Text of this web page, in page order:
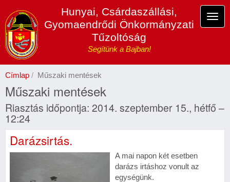
tartalomra
Hunyai, Csárdaszállási,
Gyomaendrődi Önkormányzati
Tűzoltóság
Segítünk a Bajban!
Címlap Műszaki mentések
Műszaki mentések
Riasztás időpontja: 2014. szeptember 15., hétfő –
12:24
Darázsirtás.
A mai napon két esetben
darázs irtáshoz vonult az
egységünk.